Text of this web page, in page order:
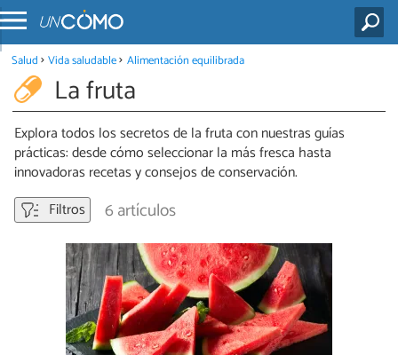
Salud Vida saludable Alimentación equilibrada
La fruta
Explora todos los secretos de la fruta con nuestras guías
prácticas: desde cómo seleccionar la más fresca hasta
innovadoras recetas y consejos de conservación.
Filtros
6 artículos